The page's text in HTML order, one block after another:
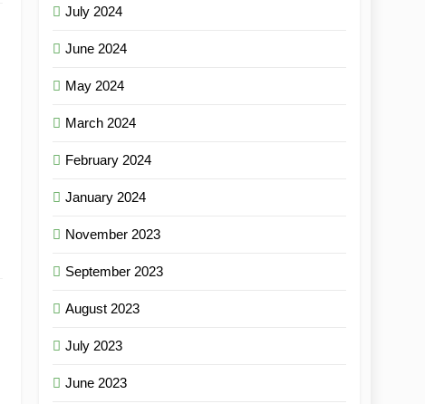
July 2024
June 2024
May 2024
March 2024
February 2024
January 2024
November 2023
September 2023
August 2023
July 2023
June 2023